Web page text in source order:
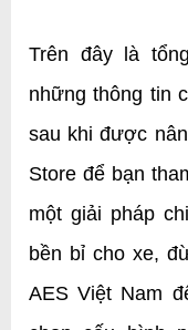
Trên đây là
những thông tin
sau khi được
Store để bạn
một giải pháp
bền bỉ cho xe,
AES Việt Nam